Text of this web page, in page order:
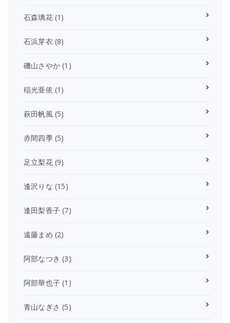
石森璃花(1)
石浜芽衣 (8)
磯山さやか (1)
稲光亜依 (1)
萩田帆風(5)
赤間四季(5)
足立梨花(9)
逢沢りな (15)
逢田梨香子 (7)
遠藤まめ (2)
阿部なつき (3)
阿部華也子 (1)
青山なぎさ (5)